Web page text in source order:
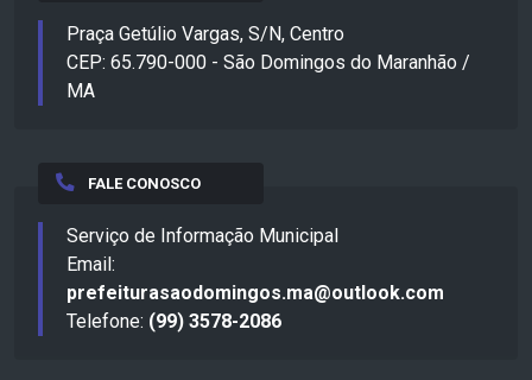
Praça Getúlio Vargas, S/N, Centro
CEP: 65.790-000 - São Domingos do Maranhão /
MA
FALE CONOSCO
Serviço de Informação Municipal
Email:
prefeiturasaodomingos.ma@outlook.com
Telefone: (99) 3578-2086